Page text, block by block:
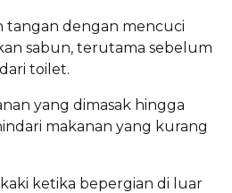
tangan dengan mencuci
sabun, terutama sebelum
toilet.
yang dimasak hingga
makanan yang kurang
ketika bepergian di luar